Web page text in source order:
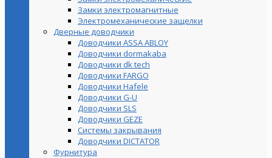
Замки электромагнитные
Электромеханические защелки
Дверные доводчики
Доводчики ASSA ABLOY
Доводчики dormakaba
Доводчики dk tech
Доводчики FARGO
Доводчики Hafele
Доводчики G-U
Доводчики SLS
Доводчики GEZE
Cистемы закрывания
Доводчики DICTATOR
Фурнитура